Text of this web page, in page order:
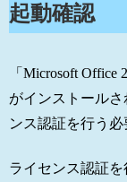
起動確認
「Microsoft Office
がインストール
ンス認証を行う必
ライセンス認証